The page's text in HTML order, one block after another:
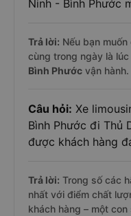
Ninh - Bình Phước
Trả lời: Nếu bạn
cùng trong ngày là lúc
Bình Phước vận hành.
Câu hỏi: Xe
Bình Phước đi Thủ
được khách hàng
Trả lời: Trong số các
nhất với điểm chất
khách hàng – một